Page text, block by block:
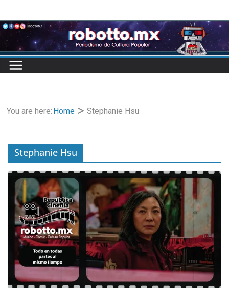
to
content
You are here: Home Stephanie Hsu
Stephanie Hsu